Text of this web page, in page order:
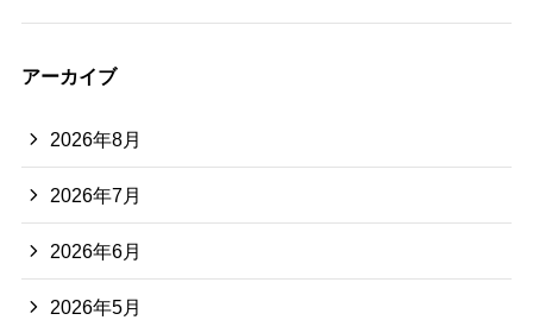
アーカイブ
2026年8月
2026年7月
2026年6月
2026年5月